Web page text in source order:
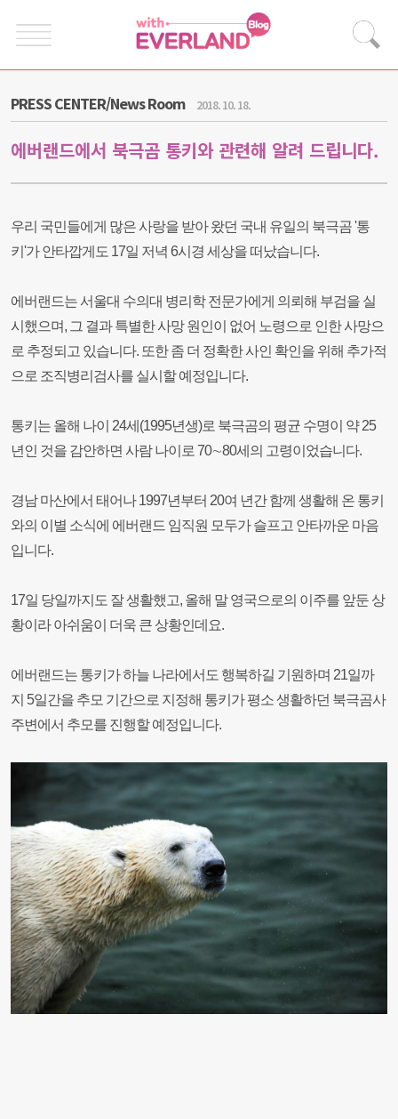
PRESS CENTER/News Room 2018. 10. 18.
에버랜드에서 북극곰 통키와 관련해 알려 드립니다.
우리 국민들에게 많은 사랑을 받아 왔던 국내 유일의 북극곰 '통
키'가 안타깝게도 17일 저녁 6시경 세상을 떠났습니다.
에버랜드는 서울대 수의대 병리학 전문가에게 의뢰해 부검을 실
시했으며, 그 결과 특별한 사망 원인이 없어 노령으로 인한 사망으
로 추정되고 있습니다. 또한 좀 더 정확한 사인 확인을 위해 추가적
으로 조직병리검사를 실시할 예정입니다.
통키는 올해 나이 24세(1995년생)로 북극곰의 평균 수명이 약 25
년인 것을 감안하면 사람 나이로 70∼80세의 고령이었습니다.
경남 마산에서 태어나 1997년부터 20여 년간 함께 생활해 온 통키
와의 이별 소식에 에버랜드 임직원 모두가 슬프고 안타까운 마음
입니다.
17일 당일까지도 잘 생활했고, 올해 말 영국으로의 이주를 앞둔 상
황이라 아쉬움이 더욱 큰 상황인데요.
에버랜드는 통키가 하늘 나라에서도 행복하길 기원하며 21일까
지 5일간을 추모 기간으로 지정해 통키가 평소 생활하던 북극곰사
주변에서 추모를 진행할 예정입니다.